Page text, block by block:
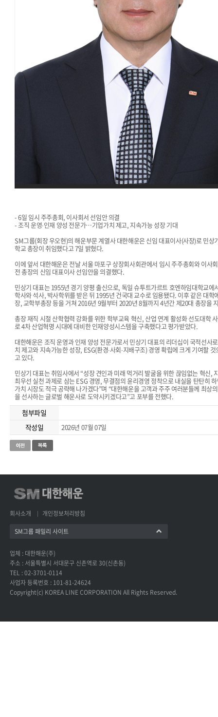
- 6일 임시 주주총회, 이사회서 선임안 의결
- 조직 운영∙인재 양성 전문가…기업가치 제고, 지속가능 성장 기대
SM그룹(회장 우오현)의 해운부문 계열사 대한해운은 신임 대표이사(사장)로 민상
학교 총장이 취임했다고 7일 밝혔다.
이에 앞서 대한해운은 전날 서울 마포구 상장회사회관에서 임시 주주총회와 이사
전 총장의 신임 대표이사 선임안을 의결했다.
민상기 대표는 1955년 경기 양평 출신으로, 독일 슈투트가르트 호엔하임대학교에
학사와 석사, 박사학위를 받은 뒤 1995년 건국대 교수로 임용됐다. 이후 같은 대학
장, 교학부총장 등을 거쳐 2016년 9월부터 2020년 8월까지 4년간 제20대 총장을
총장 재직 시절 산학협력 강화를 위한 학부교육 혁신, 산업 연계 활성화 선도대학
로 4차 산업혁명 시대에 대비한 인재양성시스템을 구축했다고 평가받았다.
대한해운은 조직 운영과 인재 양성 전문가로서 민상기 대표의 리더십이 국적선사
치 제고와 지속가능한 성장, ESG(환경∙사회∙지배구조) 경영 확립에 크게 기여할
고 있다.
민상기 대표는 취임사에서 “성장 견인과 미래 먹거리 발굴을 위한 끊임없는 혁신,
최우선 실천 과제로 삼는 ESG 경영, 무결점의 윤리경영 정착으로 내실을 탄탄히
가치 시장도 적극 공략해 나가겠다”며 “대한해운을 고객과 주주 여러분들께 최상
을 선사하는 글로벌 해운사로 도약시키겠다고”고 포부를 전했다.
첨부파일
작성일
2026년 07월 07일
회사소개 개인정보처리방침
SM그룹 패밀리 사이트
업체 : 대한해운(주)
주소 : 서울특별시 서대문구 신촌역로 30(신촌동)
TEL : 02-3701-0114
사업자 등록번호 : 101-81-24624
Copyright(c) KOREA LINE CORPORATION All Rights Reserved.